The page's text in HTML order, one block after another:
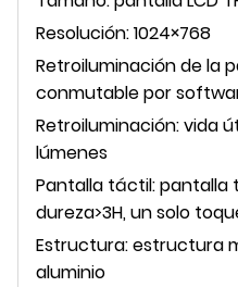
Resolución: 1024×768
Retroiluminación de la
conmutable por
Retroiluminación: vida
lúmenes
Pantalla táctil:
dureza>3H, un solo
Estructura: estructura
aluminio